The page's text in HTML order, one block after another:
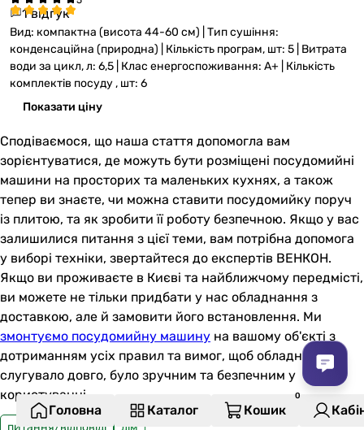
1 відгук
Вид: компактна (висота 44-60 см) | Тип сушіння:
конденсаційна (природна) | Кількість програм, шт: 5 | Витрата
води за цикл, л: 6,5 | Клас енергоспоживання: A+ | Кількість
комплектів посуду , шт: 6
Показати ціну
Сподіваємося, що наша стаття допомогла вам
зорієнтуватися, де можуть бути розміщені посудомийні
машини на просторих та маленьких кухнях, а також
тепер ви знаєте, чи можна ставити посудомийку поруч
із плитою, та як зробити її роботу безпечною. Якщо у вас
залишилися питання з цієї теми, вам потрібна допомога
у виборі техніки, звертайтеся до експертів ВЕНКОН.
Якщо ви проживаєте в Києві та найближчому передмісті,
ви можете не тільки придбати у нас обладнання з
доставкою, але й замовити його встановлення. Ми
змонтуємо посудомийну машину на вашому об'єкті з
дотриманням усіх правил та вимог, щоб обладнання
слугувало довго, було зручним та безпечним у
користуванні.
питання/відповіді дім
Головна Каталог Кошик